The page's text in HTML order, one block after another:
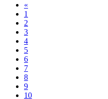
«
1
2
3
4
5
6
7
8
9
10